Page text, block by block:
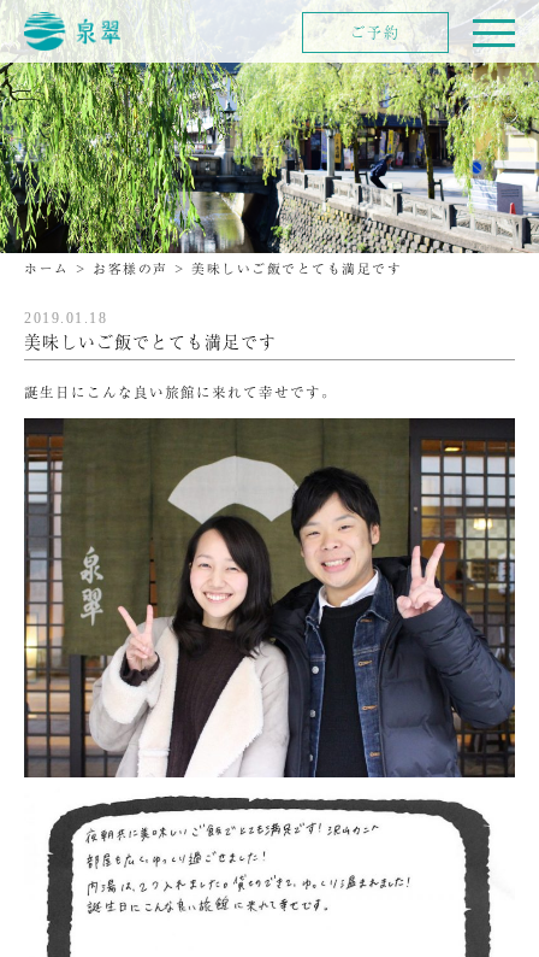
ホーム > お客様の声 > 美味しいご飯でとても満足です
2019.01.18
美味しいご飯でとても満足です
誕生日にこんな良い旅館に来れて幸せです。
ご予約